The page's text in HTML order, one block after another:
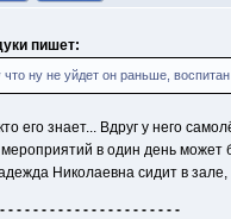
пишет:
ну не уйдет он раньше, воспитан
его знает... Вдруг у него
в один день
Николаевна сидит в
- - - - - - - - - - - - - - - - - - - - -